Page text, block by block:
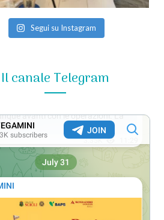
Segui su Instagram
Il canale Telegram